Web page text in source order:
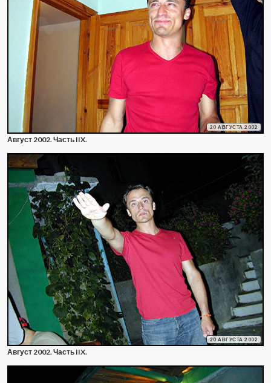
20 АВГУСТА 2002
Август 2002. Часть IIX.
20 АВГУСТА 2002
Август 2002. Часть IIX.